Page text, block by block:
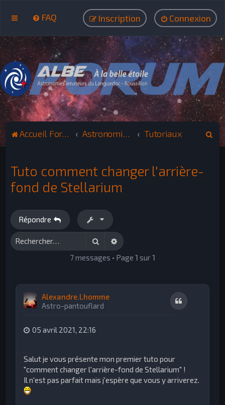
FAQ Connexion
Inscription
Accueil Forum ALBE Astronomie : La photographie Tutoriaux
Tuto comment changer l'arrière-
fond de Stellarium
Répondre
RechercherRecherche avancée
7 messages • Page 1 sur1
Alexandre.Lhomme
Astro-pantouflard
Citation
05 avril 2021, 22:16
Salut je vous présente mon premier tuto pour
"comment changer l'arrière-fond de Stellarium" !
Il n'est pas parfait mais j'espère que vous y arriverez.